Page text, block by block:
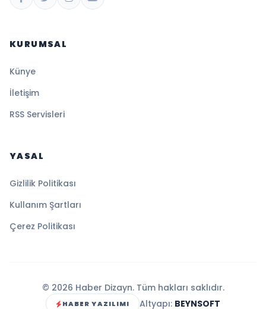
KURUMSAL
Künye
İletişim
RSS Servisleri
YASAL
Gizlilik Politikası
Kullanım Şartları
Çerez Politikası
© 2026 Haber Dizayn. Tüm hakları saklıdır.
HABER YAZILIMI Altyapı: BEYNSOFT